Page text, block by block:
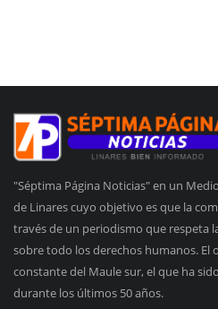
"Séptima Página Noticias" en un
de Linares cuyo objetivo es que la
través de un periodismo que respeta
sobre todo los derechos humanos. El
constante del Maule sur, el que ha
durante los últimos 50 años.